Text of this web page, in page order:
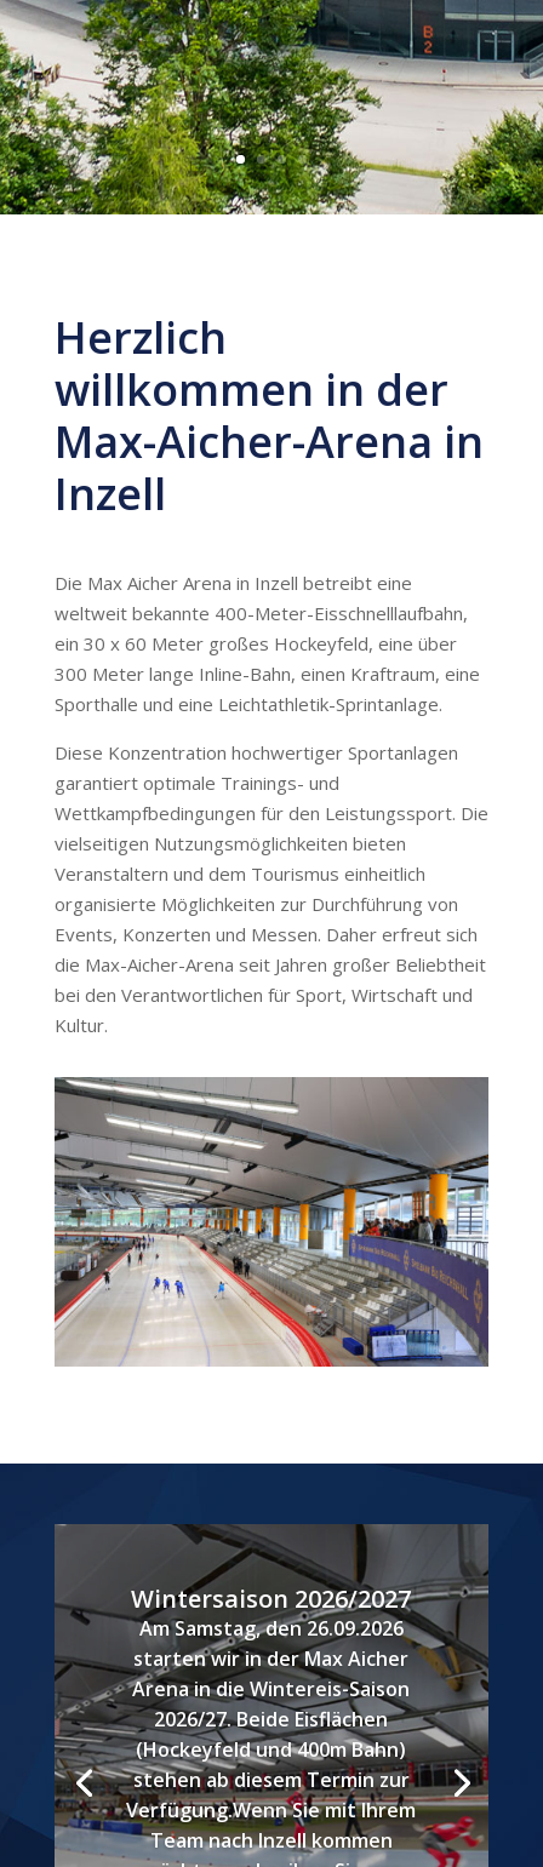
Herzlich
willkommen in der
Max-Aicher-Arena in
Inzell
Die Max Aicher Arena in Inzell betreibt eine
weltweit bekannte 400-Meter-Eisschnelllaufbahn,
ein 30 x 60 Meter großes Hockeyfeld, eine über
300 Meter lange Inline-Bahn, einen Kraftraum, eine
Sporthalle und eine Leichtathletik-Sprintanlage.
Diese Konzentration hochwertiger Sportanlagen
garantiert optimale Trainings- und
Wettkampfbedingungen für den Leistungssport. Die
vielseitigen Nutzungsmöglichkeiten bieten
Veranstaltern und dem Tourismus einheitlich
organisierte Möglichkeiten zur Durchführung von
Events, Konzerten und Messen. Daher erfreut sich
die Max-Aicher-Arena seit Jahren großer Beliebtheit
bei den Verantwortlichen für Sport, Wirtschaft und
Kultur.
Wintersaison 2026/2027
Am Samstag, den 26.09.2026
starten wir in der Max Aicher
Arena in die Wintereis-Saison
2026/27. Beide Eisflächen
(Hockeyfeld und 400m Bahn)
stehen ab diesem Termin zur
Verfügung.Wenn Sie mit Ihrem
Team nach Inzell kommen